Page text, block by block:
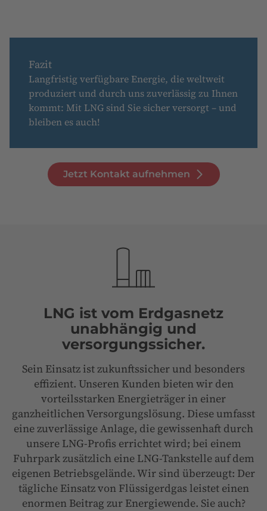
Fazit
Langfristig verfügbare Energie, die weltweit
produziert und durch uns zuverlässig zu Ihnen
kommt: Mit LNG sind Sie sicher versorgt – und
bleiben es auch!
Jetzt Kontakt aufnehmen
LNG ist vom Erdgasnetz
unabhängig und
versorgungssicher.
Sein Einsatz ist zukunftssicher und besonders
effizient. Unseren Kunden bieten wir den
vorteilsstarken Energieträger in einer
ganzheitlichen Versorgungslösung. Diese umfasst
eine zuverlässige Anlage, die gewissenhaft durch
unsere LNG-Profis errichtet wird; bei einem
Fuhrpark zusätzlich eine LNG-Tankstelle auf dem
eigenen Betriebsgelände. Wir sind überzeugt: Der
tägliche Einsatz von Flüssigerdgas leistet einen
enormen Beitrag zur Energiewende. Sie auch?